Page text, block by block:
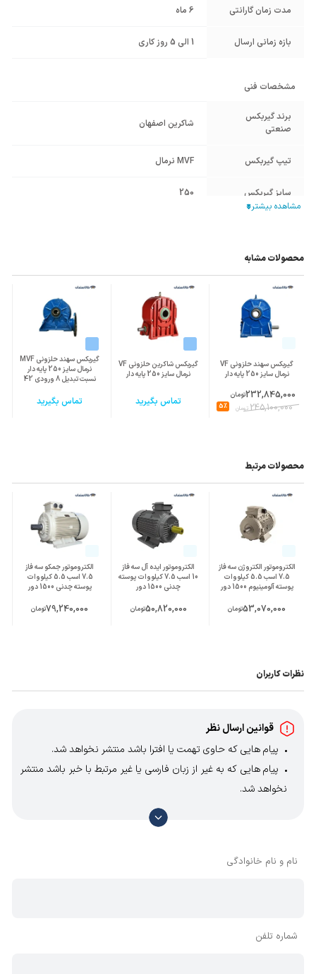
مدت زمان گارانتی 6 ماه
بازه زمانی ارسال 1 الی 5 روز کاری
مشخصات فنی
برند گیربکس
صنعتی
شاکرین اصفهان
تیپ گیربکس MVF نرمال
سایز گیربکس 250
38
فریم الکتروموتور
معادل
نسبت تبدیل 80
جنس پوسته
محصولات مشابه
گیربکس سهند حلزونی VF
نرمال سایز 250 پایه دار
232,845,000تومان
245,100,000تومان 5%
گیربکس شاکرین حلزونی VF
نرمال سایز 250 پایه دار
تماس بگیرید
گیربکس سهند حلزونی MVF
نرمال سایز 250 پایه دار
نسبت تبدیل 8 ورودی 42
تماس بگیرید
محصولات مرتبط
الکتروموتور الکتروژن سه فاز
7.5 اسب 5.5 کیلووات
پوسته آلومینیوم 1500 دور
53,070,000تومان
الکتروموتور ایده آل سه فاز
10 اسب 7.5 کیلووات پوسته
چدنی 1500 دور
50,820,000تومان
الکتروموتور جمکو سه فاز
7.5 اسب 5.5 کیلووات
پوسته چدنی 1500 دور
79,240,000تومان
نظرات کاربران
قوانین ارسال نظر
پیام هایی که حاوی تهمت یا افترا باشد منتشر نخواهد شد.
پیام هایی که به غیر از زبان فارسی یا غیر مرتبط با خبر باشد منتشر
نخواهد شد.
با توجه به آن که امکان موافقت یا مخالفت با محتوای نظرات
وجود دارد، معمولا نظراتی که محتوای مشابه دارند، انتشار نمی‌یابند
نام و نام خانوادگی
شماره تلفن